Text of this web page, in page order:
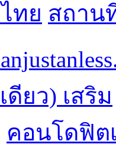
ทย สถาน
ดียว) เสริม
คอนโดฟิต